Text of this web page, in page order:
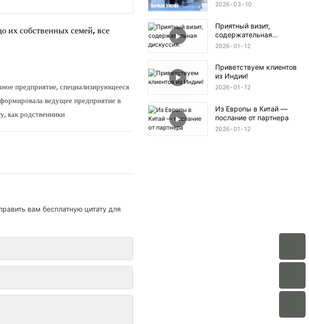
собственных семей, все
предприятие, специализирующееся
ведущее предприятие в
как родственники
вам бесплатную цитату для
2026 03 10
Приятный визит,
содержательная
дискуссия.
2026 01 12
Приветствуем клиентов
из Индии!
2026 01 12
Из Европы в Китай —
послание от партнера
2026 01 12